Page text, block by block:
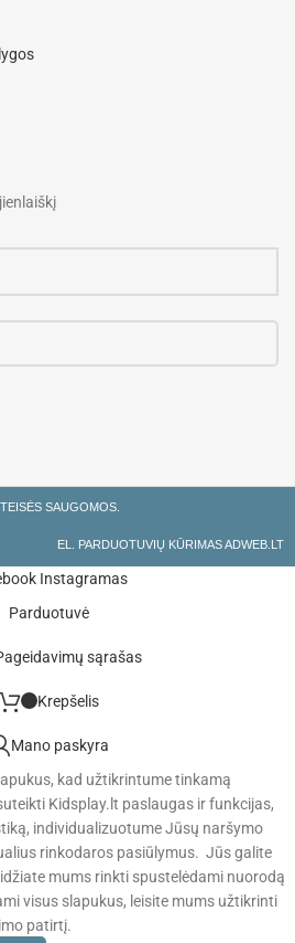
SAUGOMOS.
EL. PARDUOTUVIŲ KŪRIMAS ADWEB.LT
Instagramas
Parduotuvė
sąrašas
Krepšelis
Mano paskyra
kad užtikrintume tinkamą
Kidsplay.lt paslaugas ir funkcijas,
individualizuotume Jūsų naršymo
rinkodaros pasiūlymus. Jūs galite
mums rinkti spustelėdami nuorodą
visus slapukus, leisite mums užtikrinti
patirtį.